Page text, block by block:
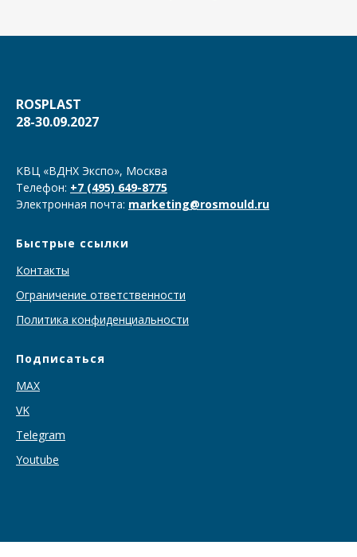
ROSPLAST
28-30.09.2027
КВЦ «ВДНХ Экспо», Москва
Телефон: +7 (495) 649-8775
Электронная почта: marketing@rosmould.ru
Быстрые ссылки
Контакты
Ограничение ответственности
Политика конфиденциальности
Подписаться
MAX
VK
Telegram
Youtube